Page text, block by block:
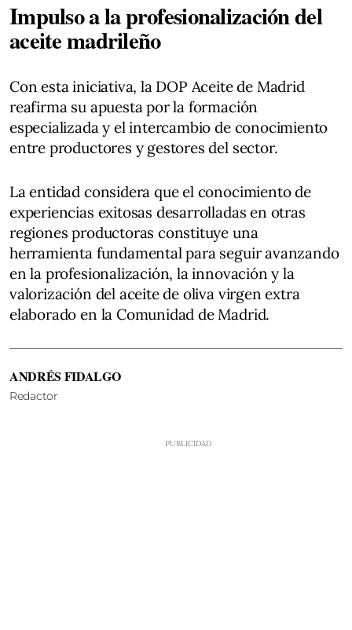
Impulso a la profesionalización del
aceite madrileño
Con esta iniciativa, la DOP Aceite de Madrid
reafirma su apuesta por la formación
especializada y el intercambio de conocimiento
entre productores y gestores del sector.
La entidad considera que el conocimiento de
experiencias exitosas desarrolladas en otras
regiones productoras constituye una
herramienta fundamental para seguir avanzando
en la profesionalización, la innovación y la
valorización del aceite de oliva virgen extra
elaborado en la Comunidad de Madrid.
ANDRÉS FIDALGO
Redactor